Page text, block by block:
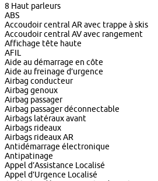
8 Haut parleurs
ABS
Accoudoir central AR avec trappe à skis
Accoudoir central AV avec rangement
Affichage tête haute
AFIL
Aide au démarrage en côte
Aide au freinage d’urgence
Airbag conducteur
Airbag genoux
Airbag passager
Airbag passager déconnectable
Airbags latéraux avant
Airbags rideaux
Airbags rideaux AR
Antidémarrage électronique
Antipatinage
Appel d’Assistance Localisé
Appel d’Urgence Localisé